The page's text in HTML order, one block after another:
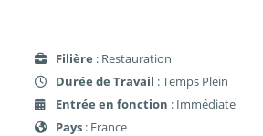
Filière : Restauration
Durée de Travail : Temps Plein
Entrée en fonction : Immédiate
Pays : France